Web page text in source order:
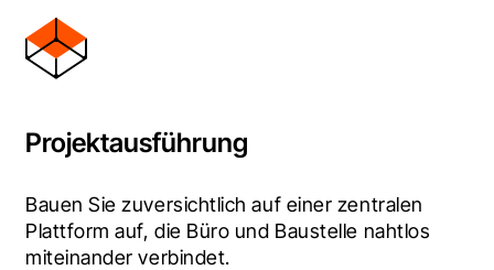
Projektausführung
Bauen Sie zuversichtlich auf einer zentralen
Plattform auf, die Büro und Baustelle nahtlos
miteinander verbindet.